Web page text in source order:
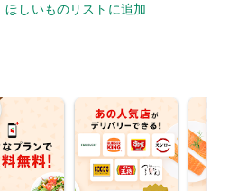
ほしいものリストに追加